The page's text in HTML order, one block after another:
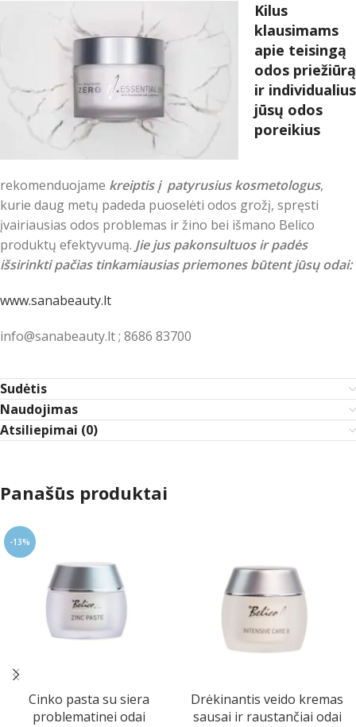
Kilus
klausimams
apie teisingą
odos priežiūrą
ir individualius
jūsų odos
poreikius
rekomenduojame kreiptis į patyrusius kosmetologus,
kurie daug metų padeda puoselėti odos grožį, spręsti
įvairiausias odos problemas ir žino bei išmano Belico
produktų efektyvumą. Jie jus pakonsultuos ir padės
išsirinkti pačias tinkamiausias priemones būtent jūsų odai:
www.sanabeauty.lt
info@sanabeauty.lt ; 8686 83700
Sudėtis
Naudojimas
Atsiliepimai (0)
Panašūs produktai
-13%
Cinko pasta su siera
problematinei odai
Drėkinantis veido kremas
sausai ir raustančiai odai